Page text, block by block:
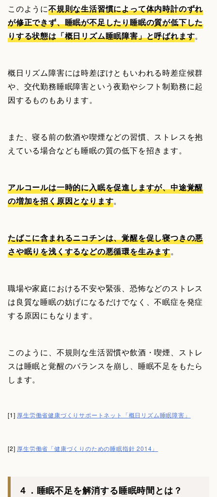
このように不規則な生活習慣によって体内時計のずれ
が修正できず、睡眠が不足したり睡眠の質が低下した
りする状態は「概日リズム睡眠障害」と呼ばれます。
概日リズム障害には時差ぼけともいわれる時差症候群
や、交代勤務睡眠障害という夜勤やシフト制勤務に起
因するものもあります。
また、寝る前の飲酒や喫煙などの習慣、ストレスを抱
えている場合なども睡眠の質の低下を招きます。
アルコールは一時的に入眠を促進しますが、中途覚醒
の増加を招く原因となります。
たばこに含まれるニコチンは、覚醒を促し寝つきの悪
さや眠りを浅くするなどの悪循環を生みます。
職場や家庭における不安や緊張、恐怖などのストレス
は良質な睡眠の妨げになるだけでなく、不眠症を発症
する原因にもなります。
このように、不規則な生活習慣や飲酒・喫煙、ストレ
スは睡眠と覚醒のバランスを崩し、睡眠不足をもたら
します。
[1] 厚生労働省健康づくりサポートネット「概日リズム睡眠障害」
[2] 厚生労働省「健康づくりのための睡眠指針 2014」
４．睡眠不足を解消する睡眠時間とは？